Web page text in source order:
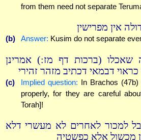
from them need not separate
אין מפרישין
(b) Answer: Kusim do not separate
(ברכות דף מז:) אמרינן
דבמאי דכתיב מזהר זהירי
(c) Implied question: In Brachos
properly, for they are careful
Torah]!
למכור לאחרים לא מעשרי דלא
מכשול אלא כפשטיה